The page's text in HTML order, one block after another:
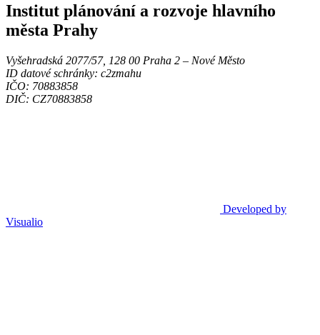
Institut plánování a rozvoje hlavního
města Prahy
Vyšehradská 2077/57, 128 00 Praha 2 ‒ Nové Město
ID datové schránky: c2zmahu
IČO: 70883858
DIČ: CZ70883858
Developed by
Visualio